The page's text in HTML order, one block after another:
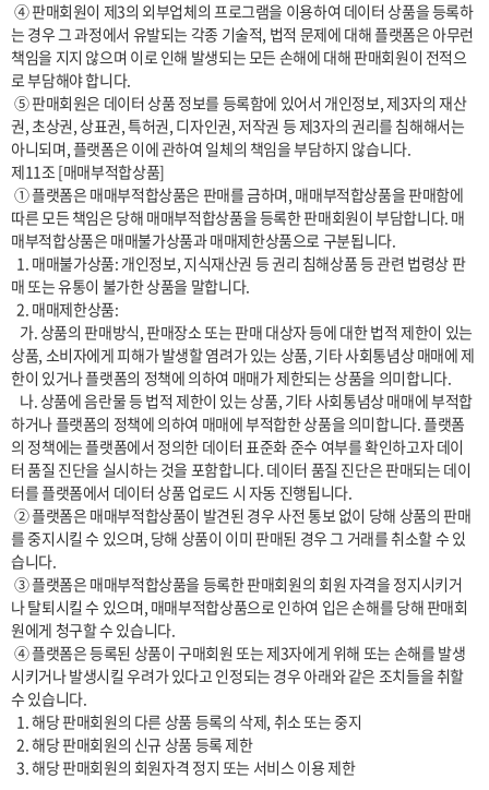
는 경우 그 과정에서 유발되는 각종 기술적, 법적 문제에 대해 플랫폼은 아무런
책임을 지지 않으며 이로 인해 발생되는 모든 손해에 대해 판매회원이 전적으
로 부담해야 합니다.
권, 초상권, 상표권, 특허권, 디자인권, 저작권 등 제3자의 권리를 침해해서는
아니되며, 플랫폼은 이에 관하여 일체의 책임을 부담하지 않습니다.
제11조 [매매부적합상품]
따른 모든 책임은 당해 매매부적합상품을 등록한 판매회원이 부담합니다. 매
매부적합상품은 매매불가상품과 매매제한상품으로 구분됩니다.
매 또는 유통이 불가한 상품을 말합니다.
  2. 매매제한상품:
상품, 소비자에게 피해가 발생할 염려가 있는 상품, 기타 사회통념상 매매에 제
한이 있거나 플랫폼의 정책에 의하여 매매가 제한되는 상품을 의미합니다.
하거나 플랫폼의 정책에 의하여 매매에 부적합한 상품을 의미합니다. 플랫폼
의 정책에는 플랫폼에서 정의한 데이터 표준화 준수 여부를 확인하고자 데이
터 품질 진단을 실시하는 것을 포함합니다. 데이터 품질 진단은 판매되는 데이
터를 플랫폼에서 데이터 상품 업로드 시 자동 진행됩니다.
를 중지시킬 수 있으며, 당해 상품이 이미 판매된 경우 그 거래를 취소할 수 있
습니다.
나 탈퇴시킬 수 있으며, 매매부적합상품으로 인하여 입은 손해를 당해 판매회
원에게 청구할 수 있습니다.
시키거나 발생시킬 우려가 있다고 인정되는 경우 아래와 같은 조치들을 취할
수 있습니다.
  2. 해당 판매회원의 신규 상품 등록 제한
  3. 해당 판매회원의 회원자격 정지 또는 서비스 이용 제한